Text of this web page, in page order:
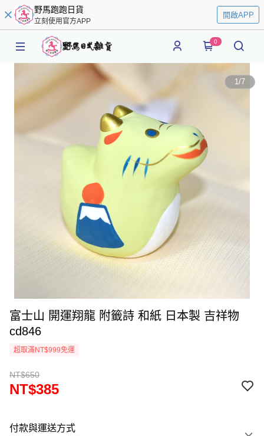
野馬跑跑日貨
立刻使用官方APP
開啟APP
0
1/7
富士山 開運翔龍 附籤詩 和紙 日本製 吉祥物
cd846
超取滿NT$999免運
NT$650
NT$385
付款與運送方式